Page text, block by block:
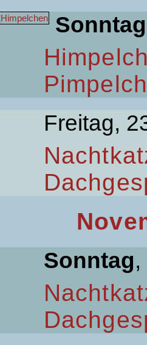
Sonntag
Freitag,
Sonntag